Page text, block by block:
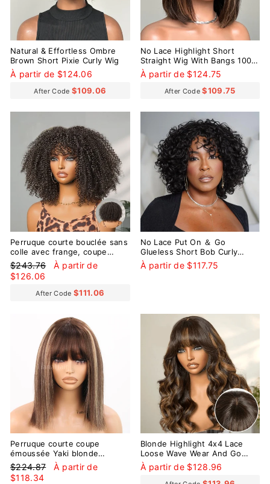
Natural & Effortless Ombre
Brown Short Pixie Curly Wig
À partir de $124.06
After Code $109.06
No Lace Highlight Short
Straight Wig With Bangs 100%
Human Hair
À partir de $124.75
After Code$109.75
Perruque courte bouclée sans
colle avec frange, coupe
shaggy Wolf, à jeter et à
emporter
Prix
régulier
$243.76
Prix
À partir de
$126.06
After Code $111.06
No Lace Put On ＆ Go
Glueless Short Bob Curly
100% Human Hair Wig
À partir de $117.75
Perruque courte coupe
émoussée Yaki blonde
cendrée avec frange, sans
colle, sans dentelle
Prix
régulier
$224.87
Prix
À partir de
$118.34
Blonde Highlight 4x4 Lace
Loose Wave Wear And Go
Glueless Wig with Bangs
À partir de $128.96